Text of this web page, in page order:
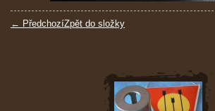
← PředchozíZpět do složky